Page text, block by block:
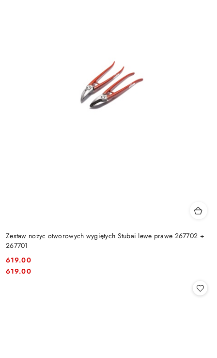
Zestaw nożyc otworowych wygiętych Stubai lewe prawe 267702 +
267701
Cena:
619.00
Cena:
619.00